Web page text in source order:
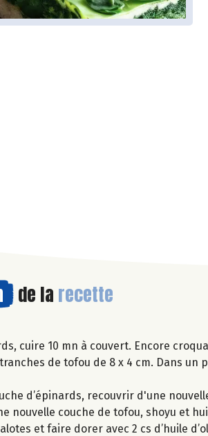
de la recette
cuire 10 mn à couvert. Encore
tranches de tofou de 8 x 4 cm. Dans
d’épinards, recouvrir d'une
nouvelle couche de tofou, shoyu et
et faire dorer avec 2 cs d’huile